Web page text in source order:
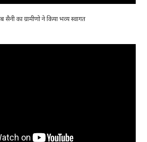
का ग्रामीणो ने किया भव्य स्वागत